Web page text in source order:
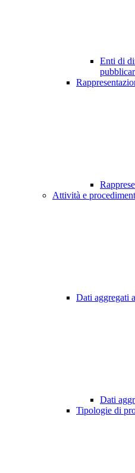
Enti di
Attività e
Dati aggregati
Dati
Tipologie di